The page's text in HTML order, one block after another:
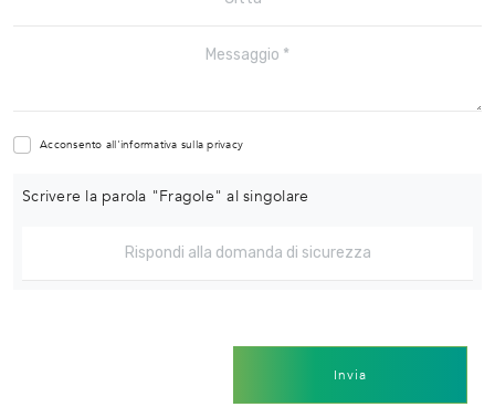
Acconsento all'informativa sullaprivacy
Scrivere la parola "Fragole" al singolare
Invia